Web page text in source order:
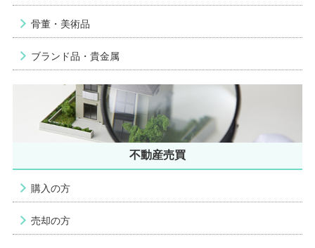
骨董・美術品
ブランド品・貴金属
不動産売買
購入の方
売却の方